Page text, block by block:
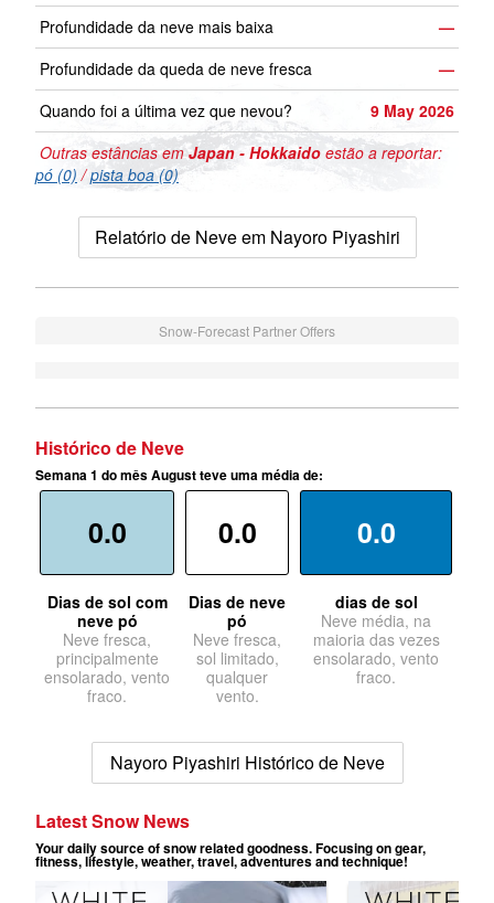
Profundidade da neve mais baixa
—
Profundidade da queda de neve fresca
—
Quando foi a última vez que nevou?
9 May 2026
Outras estâncias emJapan - Hokkaido estão a reportar:
pó (0) /pista boa (0)
Relatório de Neve em Nayoro Piyashiri
Snow-Forecast Partner Offers
Histórico de Neve
Semana 1 do mês August teve uma média de:
0.0
Dias de sol com
neve pó
Neve fresca,
principalmente
ensolarado, vento
fraco.
0.0
Dias de neve
pó
Neve fresca,
sol limitado,
qualquer
vento.
0.0
dias de sol
Neve média, na
maioria das vezes
ensolarado, vento
fraco.
Nayoro Piyashiri Histórico de Neve